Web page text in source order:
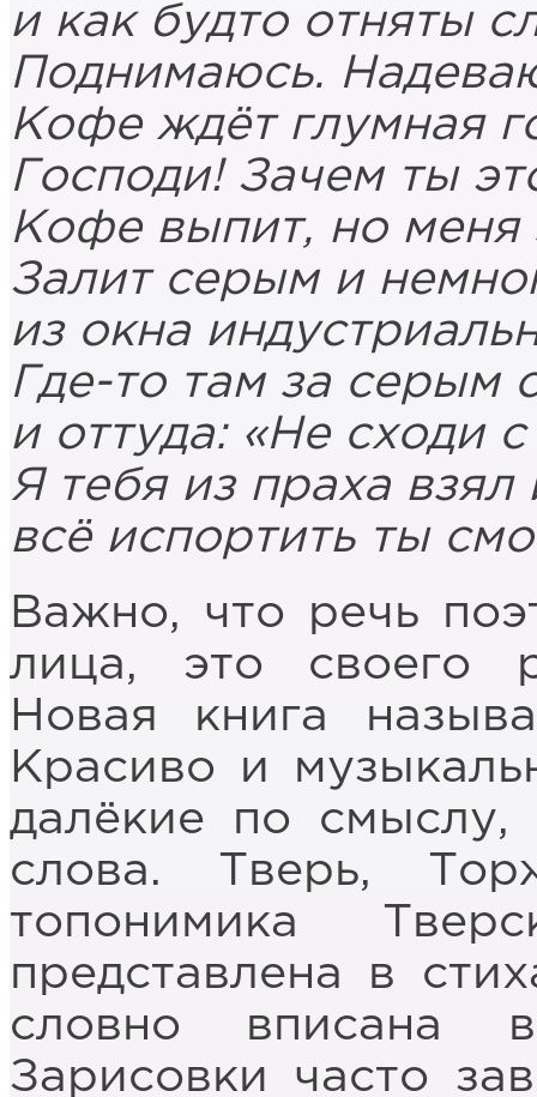
и как будто отняты
Поднимаюсь.
Кофе ждёт глумная
Господи! Зачем ты
Кофе выпит, но меня
Залит серым и
из окна
Где-то там за серым
и оттуда: «Не сходи
Я тебя из праха взял
всё испортить ты
Важно, что речь
лица, это своего
Новая книга
Красиво и
далёкие по
слова. Тверь,
топонимика
представлена в
словно вписана
Зарисовки часто